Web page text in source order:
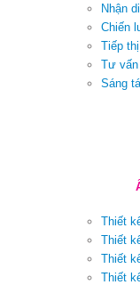
Nhận
Chiến
Tiếp
Tư
Sáng
Thiết
Thiết
Thiết
Thiết